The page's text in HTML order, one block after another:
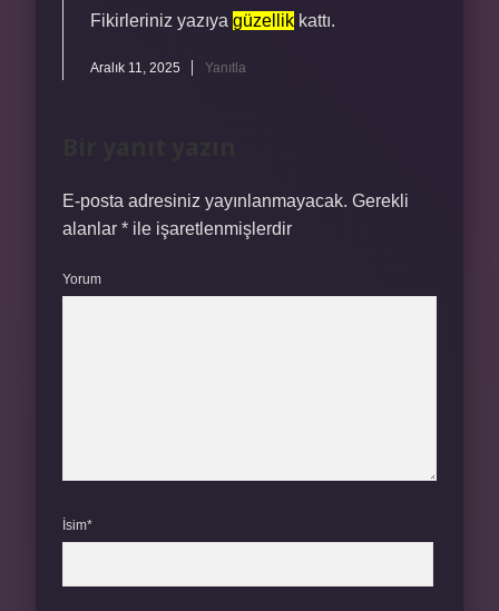
Fikirleriniz yazıya güzellik kattı.
Aralık 11, 2025 Yanıtla
E-posta adresiniz yayınlanmayacak. Gerekli
alanlar * ile işaretlenmişlerdir
Yorum
İsim*